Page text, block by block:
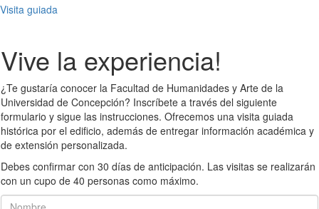
Visita guiada
Vive la experiencia!
¿Te gustaría conocer la Facultad de Humanidades y Arte de la
Universidad de Concepción? Inscríbete a través del siguiente
formulario y sigue las instrucciones. Ofrecemos una visita guiada
histórica por el edificio, además de entregar información académica y
de extensión personalizada.
Debes confirmar con 30 días de anticipación. Las visitas se realizarán
con un cupo de 40 personas como máximo.
Nombre